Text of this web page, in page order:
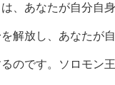
、あなたが自分自
解放し、あなたが
のです。ソロモン